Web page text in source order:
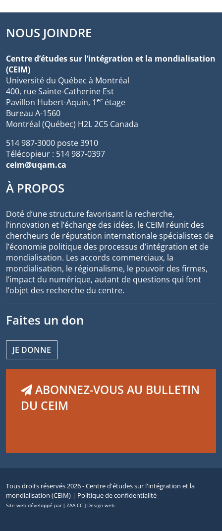
NOUS JOINDRE
Centre d’études sur l’intégration et la mondialisation
(CEIM)
Université du Québec à Montréal
400, rue Sainte-Catherine Est
Pavillon Hubert-Aquin, 1er étage
Bureau A-1560
Montréal (Québec) H2L 2C5 Canada
514 987-3000 poste 3910
Télécopieur : 514 987-0397
ceim@uqam.ca
À PROPOS
Doté d’une structure favorisant la recherche,
l’innovation et l’échange des idées, le CEIM réunit des
chercheurs de réputation internationale spécialistes de
l’économie politique des processus d’intégration et de
mondialisation. Les accords commerciaux, la
mondialisation, le régionalisme, le pouvoir des firmes,
l’impact du numérique, autant de questions qui font
l’objet des recherche du centre.
Faites un don
JE DONNE
ABONNEZ-VOUS AU BULLETIN
DU CEIM
Tous droits réservés 2026 - Centre d'études sur l'intégration et la
mondialisation (CEIM) | Politique de confidentialité
Site web développé par [ ZAA.CC ] Design web